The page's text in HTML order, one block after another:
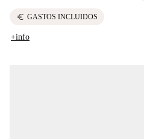
euro GASTOS INCLUIDOS
+info